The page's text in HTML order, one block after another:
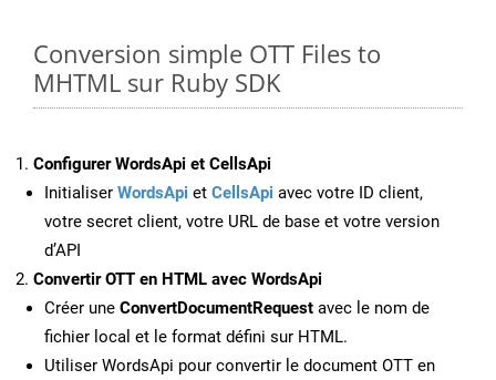
Conversion simple OTT Files to
MHTML sur Ruby SDK
Configurer WordsApi et CellsApi
Initialiser WordsApi et CellsApi avec votre ID client,
votre secret client, votre URL de base et votre version
d’API
Convertir OTT en HTML avec WordsApi
Créer une ConvertDocumentRequest avec le nom de
fichier local et le format défini sur HTML.
Utiliser WordsApi pour convertir le document OTT en